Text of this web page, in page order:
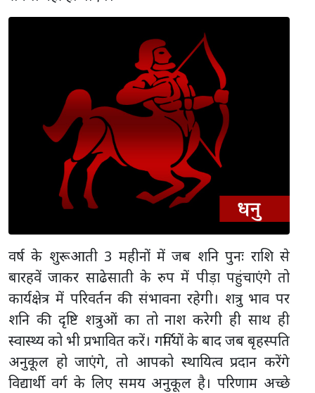
वर्ष के शुरूआती 3 महीनों में जब शनि पुनः राशि से
बारहवें जाकर साढेसाती के रुप में पीड़ा पहुंचाएंगे तो
कार्यक्षेत्र में परिवर्तन की संभावना रहेगी। शत्रु भाव पर
शनि की दृष्टि शत्रुओं का तो नाश करेगी ही साथ ही
स्वास्थ्य को भी प्रभावित करें। गर्मियों के बाद जब बृहस्पति
अनुकूल हो जाएंगे, तो आपको स्थायित्व प्रदान करेंगे
विद्यार्थी वर्ग के लिए समय अनुकूल है। परिणाम अच्छे